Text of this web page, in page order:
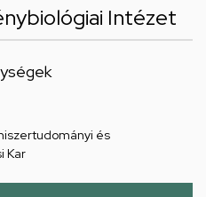
Intézet
és
Kar